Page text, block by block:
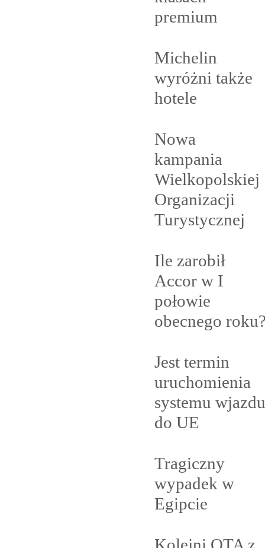
premium
Michelin
wyróżni także
hotele
Nowa
kampania
Wielkopolskiej
Organizacji
Turystycznej
Ile zarobił
Accor w I
połowie
obecnego
Jest termin
uruchomienia
systemu wjazdu
do UE
Tragiczny
wypadek w
Egipcie